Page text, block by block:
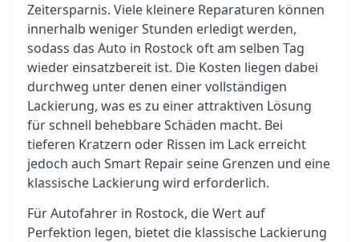
Zeitersparnis. Viele kleinere Reparaturen können
innerhalb weniger Stunden erledigt werden,
sodass das Auto in Rostock oft am selben Tag
wieder einsatzbereit ist. Die Kosten liegen dabei
durchweg unter denen einer vollständigen
Lackierung, was es zu einer attraktiven Lösung
für schnell behebbare Schäden macht. Bei
tieferen Kratzern oder Rissen im Lack erreicht
jedoch auch Smart Repair seine Grenzen und eine
klassische Lackierung wird erforderlich.
Für Autofahrer in Rostock, die Wert auf
Perfektion legen, bietet die klassische Lackierung